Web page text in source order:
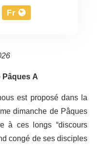
Fr
A
est proposé dans la
dimanche de Pâques
à ces longs “discours
congé de ses disciples